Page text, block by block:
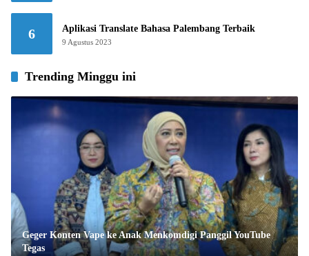
6 Aplikasi Translate Bahasa Palembang Terbaik
9 Agustus 2023
Trending Minggu ini
Geger Konten Vape ke Anak Menkomdigi Panggil YouTube
Tegas